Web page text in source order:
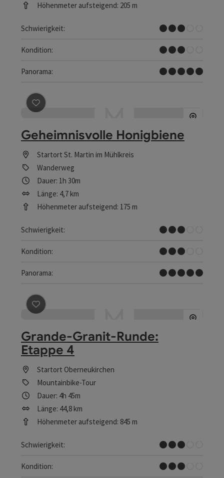
Höhenmeter aufsteigend: 205 m
Schwierigkeit:
Mittel
Kondition:
Mittel
Panorama:
Traumtour
Beitrag merken
Geheimnisvolle Honigbiene
Startort St. Martin im Mühlkreis
Wanderweg
Dauer: 1h 30m
Länge: 4,7 km
Höhenmeter aufsteigend: 175 m
Schwierigkeit:
Mittel
Kondition:
Mittel
Panorama:
Traumtour
Beitrag merken : Grande-Granit-Runde: Etappe 4
Grande-Granit-Runde:
Etappe 4
Startort Oberneukirchen
Mountainbike-Tour
Dauer: 4h 45m
Länge: 44,8 km
Höhenmeter aufsteigend: 845 m
Schwierigkeit:
Mittel
Kondition:
Mittel